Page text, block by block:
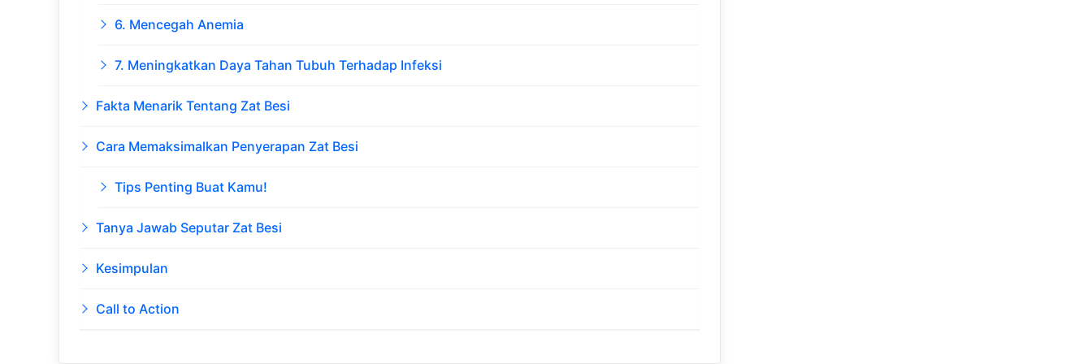
6. Mencegah Anemia
7. Meningkatkan Daya Tahan Tubuh Terhadap Infeksi
Fakta Menarik Tentang Zat Besi
Cara Memaksimalkan Penyerapan Zat Besi
Tips Penting Buat Kamu!
Tanya Jawab Seputar Zat Besi
Kesimpulan
Call to Action